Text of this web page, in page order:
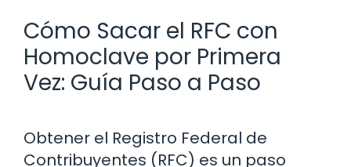
Cómo Sacar el RFC con
Homoclave por Primera
Vez: Guía Paso a Paso
Obtener el Registro Federal de
Contribuyentes (RFC) es un paso